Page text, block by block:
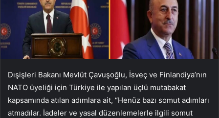
Dışişleri Bakanı Mevlüt Çavuşoğlu, İsveç ve Finlandiya’nın
NATO üyeliği için Türkiye ile yapılan üçlü mutabakat
kapsamında atılan adımlara ait, “Henüz bazı somut adımları
atmadılar. İadeler ve yasal düzenlemelerle ilgili somut